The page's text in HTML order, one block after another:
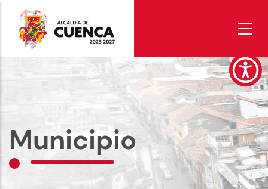
contenido
principal
Municipio